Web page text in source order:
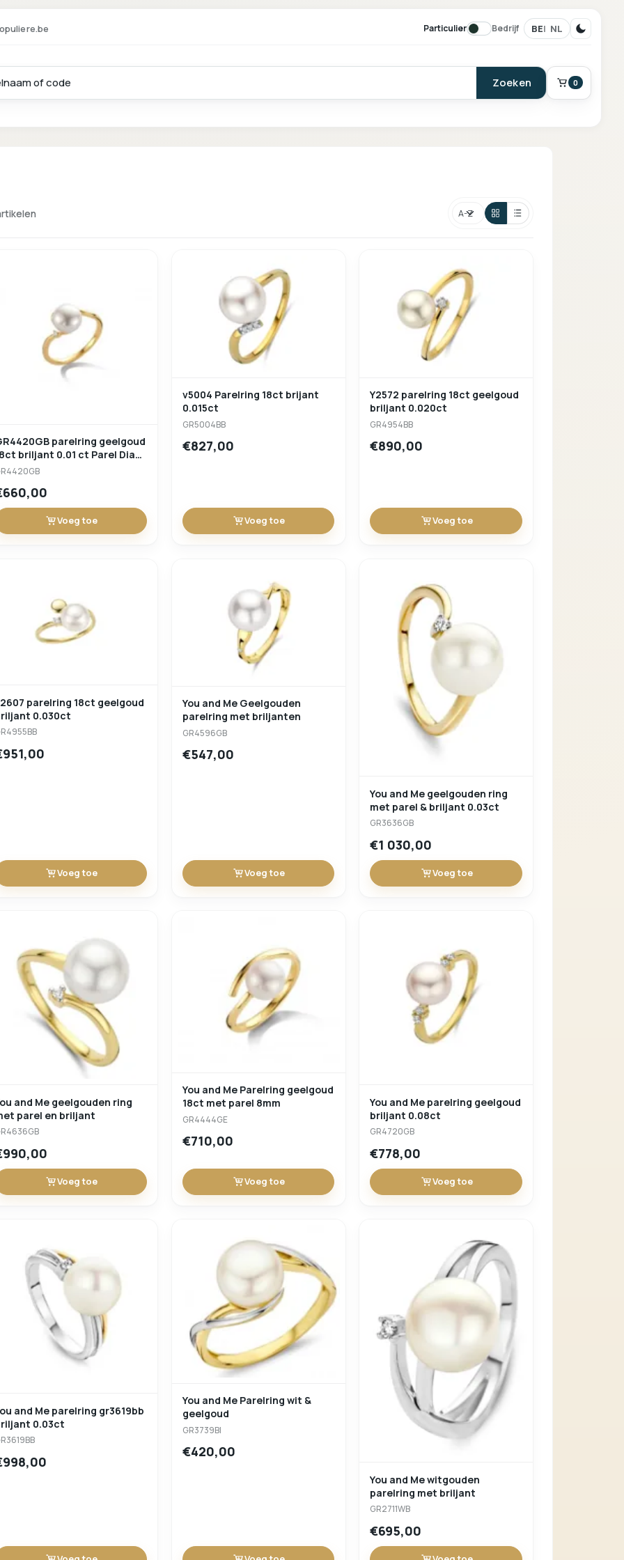
Particulier Bedrijf BE NL
Zoeken 0
Sorteren
parelring geelgoud
briljant 0.01 ct Parel Dia
mm
Voeg toe
v5004 Parelring 18ct brijant
0.015ct
GR5004BB
€827,00
Voeg toe
Y2572 parelring 18ct geelgoud
briljant 0.020ct
GR4954BB
€890,00
Voeg toe
18ct geelgoud
0.030ct
Voeg toe
You and Me Geelgouden
parelring met briljanten
GR4596GB
€547,00
Voeg toe
You and Me geelgouden ring
met parel & briljant 0.03ct
GR3636GB
€1 030,00
Voeg toe
and Me geelgouden ring
parel en briljant
Voeg toe
You and Me Parelring geelgoud
18ct met parel 8mm
GR4444GE
€710,00
Voeg toe
You and Me parelring geelgoud
briljant 0.08ct
GR4720GB
€778,00
Voeg toe
and Me parelring gr3619bb
0.03ct
You and Me Parelring wit &
geelgoud
GR3739BI
€420,00
You and Me witgouden
parelring met briljant
GR2711WB
€695,00
Je mandje is leeg.
Verder winkelen